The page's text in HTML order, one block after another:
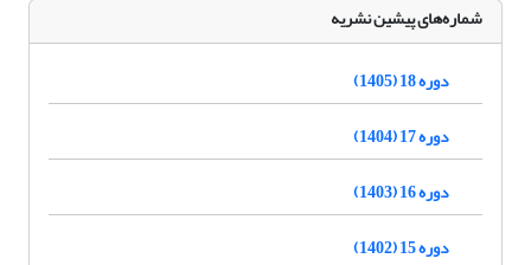
شماره‌های پیشین نشریه
دوره 18 (1405)
دوره 17 (1404)
دوره 16 (1403)
دوره 15 (1402)